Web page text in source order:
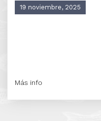
19 noviembre, 2025
Más info